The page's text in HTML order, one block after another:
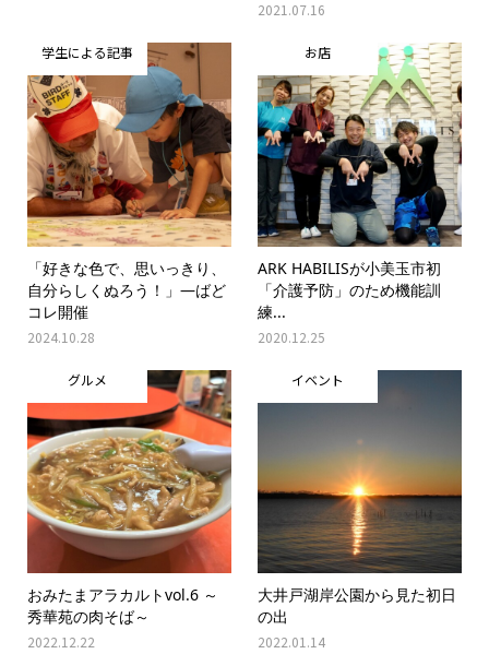
2021.07.16
学生による記事
「好きな色で、思いっきり、
自分らしくぬろう！」―ばど
コレ開催
2024.10.28
お店
ARK HABILISが小美玉市初
「介護予防」のため機能訓
練...
2020.12.25
グルメ
おみたまアラカルトvol.6 ～
秀華苑の肉そば～
2022.12.22
イベント
大井戸湖岸公園から見た初日
の出
2022.01.14